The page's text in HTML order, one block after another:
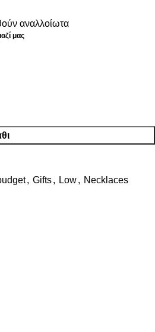
αναλλοίωτα
μας
, Gifts, Low, Necklaces